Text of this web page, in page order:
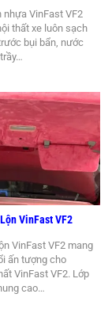
nhựa VinFast VF2
thất xe luôn sạch
bụi bẩn, nước
VinFast VF2
VinFast VF2 mang
ấn tượng cho
VinFast VF2. Lớp
cao…